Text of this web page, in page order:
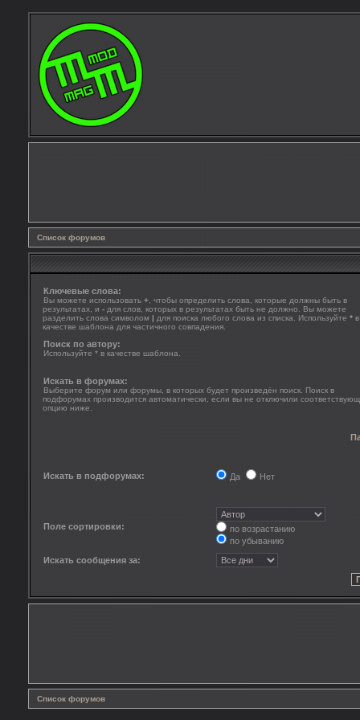
Список форумов
Ключевые слова:
Вы можете использовать + , чтобы определить слова, которые должны быть в
результатах, и - для слов, которых в результатах быть не должно. Вы можете
разделить слова символом | для поиска любого слова из списка. Используйте * в
качестве шаблона для частичного совпадения.
Поиск по автору:
Используйте * в качестве шаблона.
Искать в форумах:
Выберите форум или форумы, в которых будет произведён поиск. Поиск в
подфорумах производится автоматически, если вы не отключили
опцию ниже.
Искать в подфорумах: Да Нет
Поле сортировки:
по возрастанию
по убыванию
Искать сообщения за:
Список форумов